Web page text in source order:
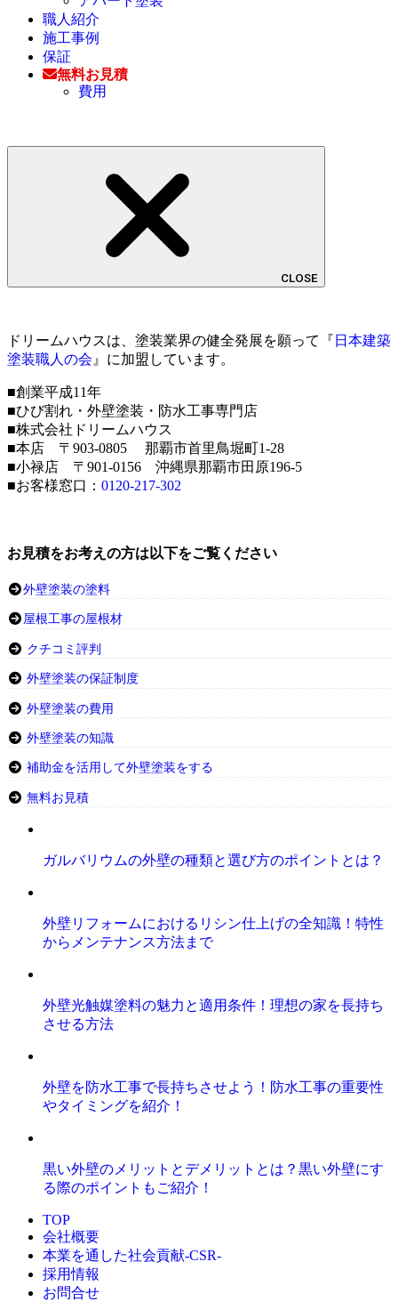
職人紹介
施工事例
保証
無料お見積
費用
CLOSE
ドリームハウスは、塗装業界の健全発展を願って『 日本建築
塗装職人の会 』に加盟しています。
■創業平成11年
■ひび割れ・外壁塗装・防水工事専門店
■株式会社ドリームハウス
■本店 〒903-0805 那覇市首里鳥堀町1-28
■小禄店 〒901-0156 沖縄県那覇市田原196-5
■お客様窓口： 0120-217-302
お見積をお考えの方は以下をご覧ください
外壁塗装の塗料
屋根工事の屋根材
クチコミ評判
外壁塗装の保証制度
外壁塗装の費用
外壁塗装の知識
補助金を活用して外壁塗装をする
無料お見積
ガルバリウムの外壁の種類と選び方のポイントとは？
外壁リフォームにおけるリシン仕上げの全知識！特性
からメンテナンス方法まで
外壁光触媒塗料の魅力と適用条件！理想の家を長持ち
させる方法
外壁を防水工事で長持ちさせよう！防水工事の重要性
やタイミングを紹介！
黒い外壁のメリットとデメリットとは？黒い外壁にす
る際のポイントもご紹介！
TOP
会社概要
本業を通した社会貢献-CSR-
採用情報
お問合せ